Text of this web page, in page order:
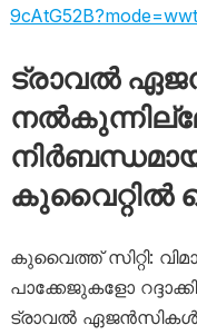
9cAtG52B?mode=wwt
ട്രാവൽ
കുവൈറ്റിൽ
കുവൈത്ത് സിറ്റി:
പാക്കേജുകളോ
ട്രാവൽ ഏജൻസികൾ